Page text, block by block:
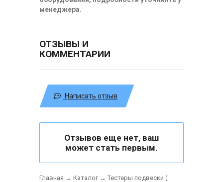
менеджера.
ОТЗЫВЫ И
КОММЕНТАРИИ
Написать отзыв
Отзывов еще нет, ваш
может стать первым.
Главная → Каталог→ Тестеры подвески (